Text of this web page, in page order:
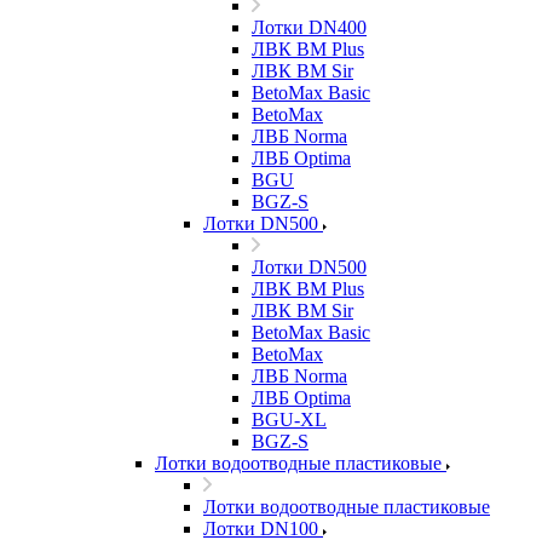
Лотки DN400
ЛВК ВМ Plus
ЛВК ВМ Sir
BetoMax Basic
BetoMax
ЛВБ Norma
ЛВБ Optima
BGU
BGZ-S
Лотки DN500
Лотки DN500
ЛВК ВМ Plus
ЛВК ВМ Sir
BetoMax Basic
BetoMax
ЛВБ Norma
ЛВБ Optima
BGU-XL
BGZ-S
Лотки водоотводные пластиковые
Лотки водоотводные пластиковые
Лотки DN100